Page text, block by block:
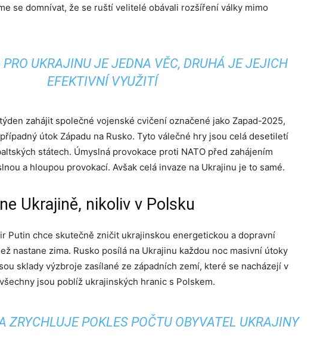
se domnívat, že se ruští velitelé obávali rozšíření války mimo
UKRAJINU JE JEDNA VĚC, DRUHÁ JE JEJICH
EFEKTIVNÍ VYUŽITÍ
zahájit společné vojenské cvičení označené jako Zapad-2025,
útok Západu na Rusko. Tyto válečné hry jsou celá desetiletí
státech. Úmyslná provokace proti NATO před zahájením
a hloupou provokací. Avšak celá invaze na Ukrajinu je to samé.
Ukrajině, nikoliv v Polsku
Putin chce skutečně zničit ukrajinskou energetickou a dopravní
nastane zima. Rusko posílá na Ukrajinu každou noc masivní útoky
sklady výzbroje zasílané ze západních zemí, které se nacházejí v
jsou poblíž ukrajinských hranic s Polskem.
ZRYCHLUJE POKLES POČTU OBYVATEL UKRAJINY